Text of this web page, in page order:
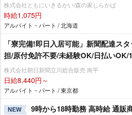
株式会社ともにいきるかい/森の家しらかば
時給1,075円
アルバイト・パート / 北海道
「寮完備!即日入居可能」新聞配達ス
担/原付免許不要/未経験OK/日払いOK/
株式会社朝日新聞立川総合販売 南平
日給8,440円～
アルバイト・パート / 東京都
NEW 9時から18時勤務 高時給 通販